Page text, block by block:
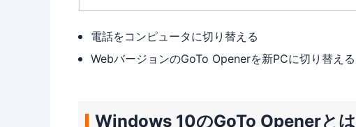
電話をコンピュータに切り替える
WebバージョンのGoTo Openerを新PCに切り替える
Windows 10のGoTo Openerとは